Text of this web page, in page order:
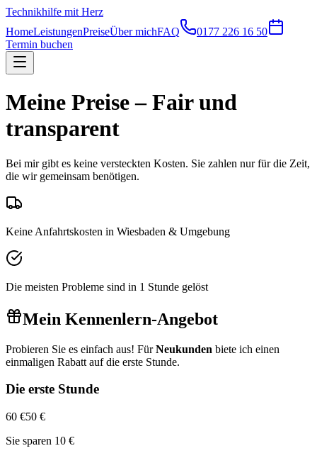
Technikhilfe mit Herz
HomeLeistungenPreiseÜber michFAQ
0177 226 16 50
Termin buchen
Meine Preise – Fair und
transparent
Bei mir gibt es keine versteckten Kosten. Sie zahlen nur für die Zeit,
die wir gemeinsam benötigen.
Keine Anfahrtskosten in Wiesbaden & Umgebung
Die meisten Probleme sind in 1 Stunde gelöst
Mein Kennenlern-Angebot
Probieren Sie es einfach aus! FürNeukunden biete ich einen
einmaligen Rabatt auf die erste Stunde.
Die erste Stunde
60 €50 €
Sie sparen 10 €